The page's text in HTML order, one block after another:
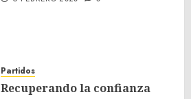
Partidos
Recuperando la confianza